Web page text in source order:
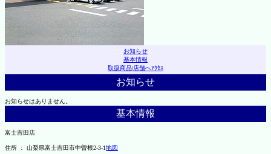
お知らせ
基本情報
取扱商品|店舗へｱｸｾｽ
お知らせ
お知らせはありません。
基本情報
富士吉田店
住所 ： 山梨県富士吉田市中曽根2-3-1地図